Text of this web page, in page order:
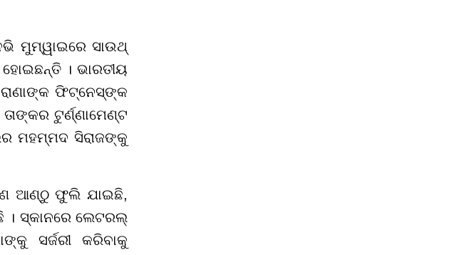
ମୁମ୍ୱାଇରେ ସାଉଥ୍
। ଭାରତୀୟ
ଫିଟ୍‌ନେସ୍‌ଙ୍କ
ଟୁର୍ଣ୍ଣାମେଣ୍ଟ
ମହମ୍ମଦ ସିରାଜଙ୍କୁ
ଆଣ୍ଠୁ ଫୁଲି ଯାଇଛି,
। ସ୍କାନରେ ଲେଟରଲ୍
ସର୍ଜରୀ କରିବାକୁ